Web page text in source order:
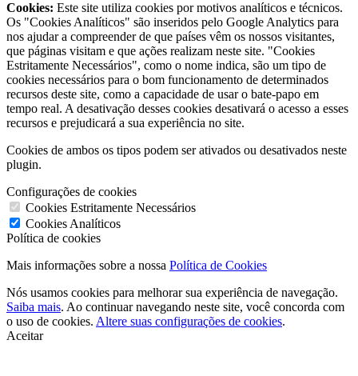
Cookies: Este site utiliza cookies por motivos analíticos e técnicos.
Os "Cookies Analíticos" são inseridos pelo Google Analytics para
nos ajudar a compreender de que países vêm os nossos visitantes,
que páginas visitam e que ações realizam neste site. "Cookies
Estritamente Necessários", como o nome indica, são um tipo de
cookies necessários para o bom funcionamento de determinados
recursos deste site, como a capacidade de usar o bate-papo em
tempo real. A desativação desses cookies desativará o acesso a esses
recursos e prejudicará a sua experiência no site.
Cookies de ambos os tipos podem ser ativados ou desativados neste
plugin.
Configurações de cookies
Cookies Estritamente Necessários
Cookies Analíticos
Política de cookies
Mais informações sobre a nossa Política de Cookies
Nós usamos cookies para melhorar sua experiência de navegação.
Saiba mais. Ao continuar navegando neste site, você concorda com
o uso de cookies. Altere suas configurações de cookies.
Aceitar